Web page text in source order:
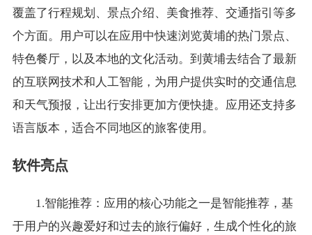
覆盖了行程规划、景点介绍、美食推荐、交通指引等多
个方面。用户可以在应用中快速浏览黄埔的热门景点、
特色餐厅，以及本地的文化活动。到黄埔去结合了最新
的互联网技术和人工智能，为用户提供实时的交通信息
和天气预报，让出行安排更加方便快捷。应用还支持多
语言版本，适合不同地区的旅客使用。
软件亮点
1.智能推荐：应用的核心功能之一是智能推荐，基
于用户的兴趣爱好和过去的旅行偏好，生成个性化的旅